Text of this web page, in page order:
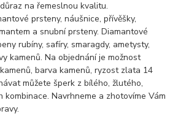
na řemeslnou kvalitu.
prsteny, náušnice, přívěšky,
a snubní prsteny. Diamantové
rubíny, safíry, smaragdy, ametysty,
kamenů. Na objednání je možnost
barva kamenů, ryzost zlata 14
můžete šperk z bílého, žlutého,
kombinace. Navrhneme a zhotovíme Vám